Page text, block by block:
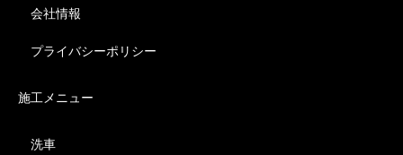
会社情報
プライバシーポリシー
施工メニュー
洗車